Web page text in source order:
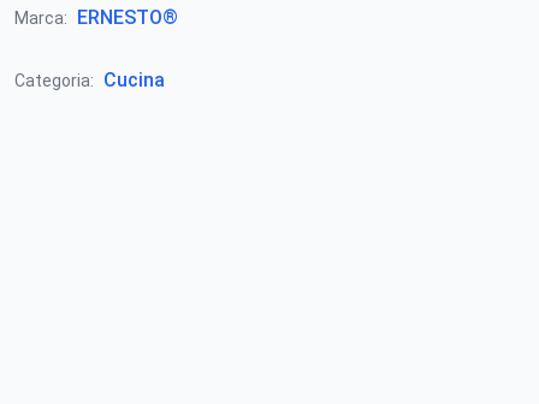
Marca: ERNESTO®
Categoria: Cucina